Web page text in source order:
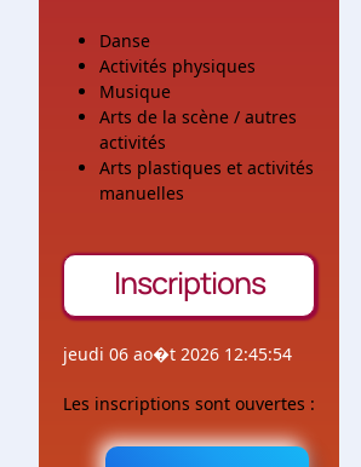
Danse
Activités physiques
Musique
Arts de la scène / autres
activités
Arts plastiques et activités
manuelles
Inscriptions
jeudi 06 ao�t 2026 12:45:54
Les inscriptions sont ouvertes :